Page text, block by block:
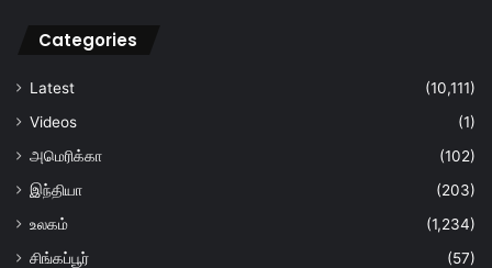
Categories
Latest
(10,111)
Videos
(1)
அமெரிக்கா
(102)
இந்தியா
(203)
உலகம்
(1,234)
சிங்கப்பூர்
(57)